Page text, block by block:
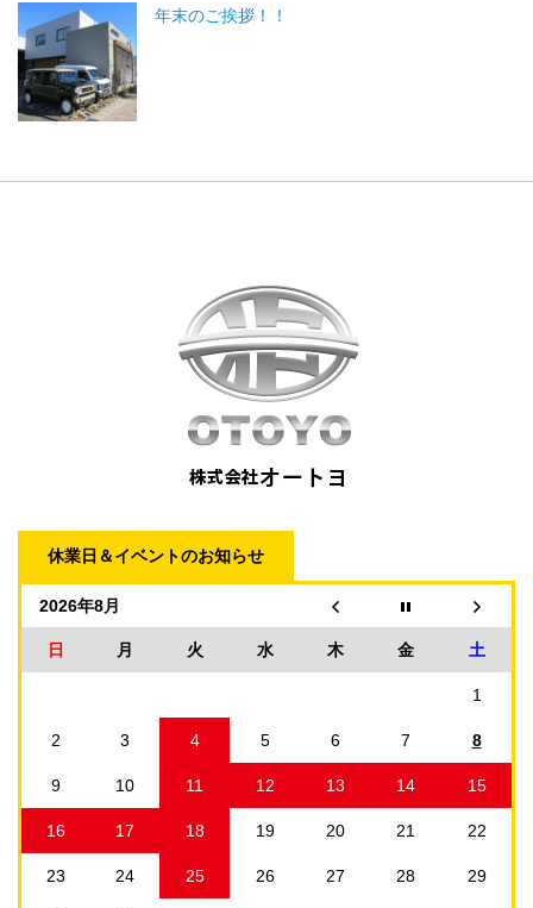
年末のご挨拶！！
休業日＆イベントのお知らせ
2026年8月
日 月 火 水 木 金 土
1
2 3 4 5 6 7 8
9 10 11 12 13 14 15
16 17 18 19 20 21 22
23 24 25 26 27 28 29